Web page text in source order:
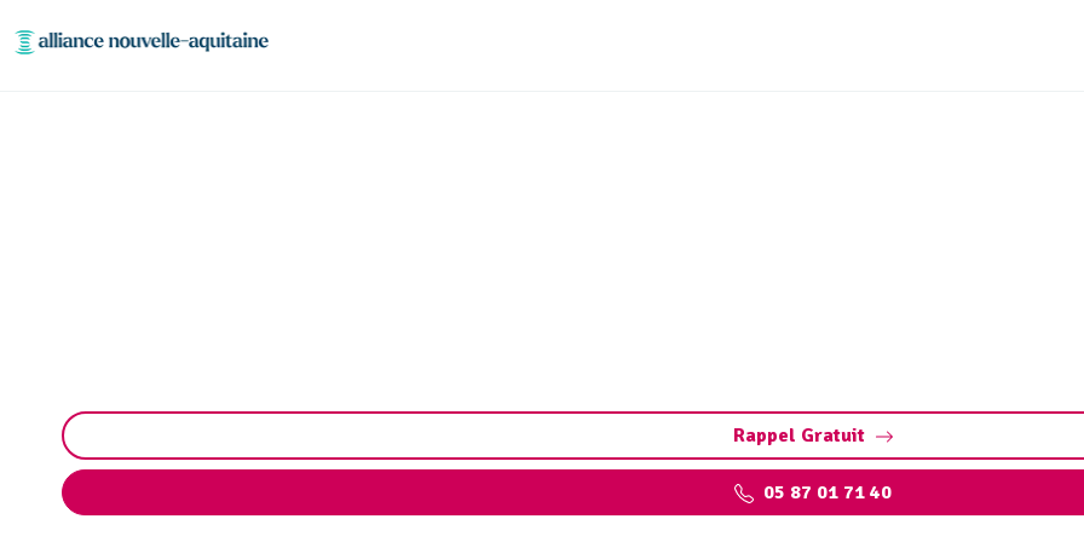
Rappel Gratuit
05 87 01 71 40